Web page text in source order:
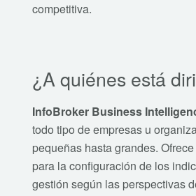
competitiva.
¿A quiénes está
InfoBroker Business
todo tipo de empresas u
pequeñas hasta grandes.
para la configuración de los
gestión según las perspectivas